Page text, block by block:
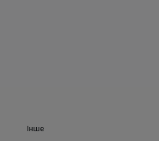
Інше